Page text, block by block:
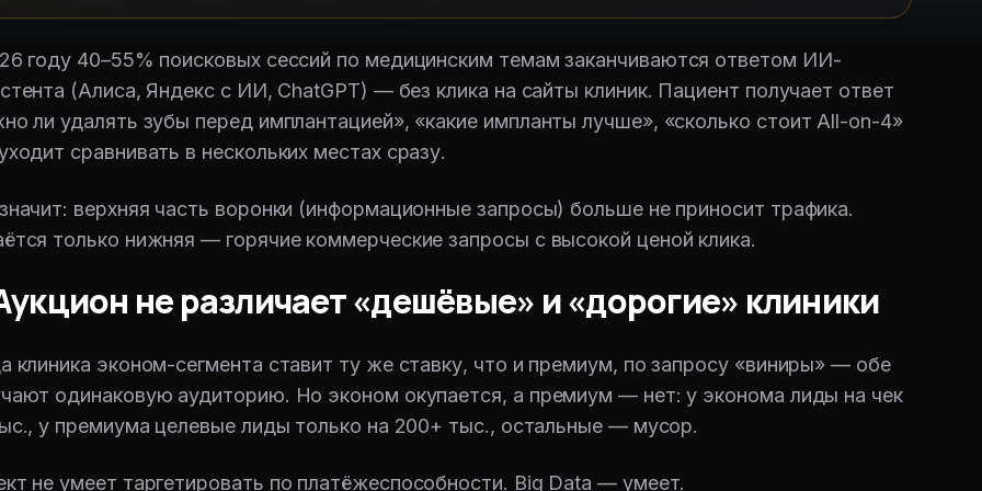
году 40–55% поисковых сессий по медицинским темам заканчиваются ответом ИИ-
(Алиса, Яндекс с ИИ, ChatGPT) — без клика на сайты клиник. Пациент получает ответ
ли удалять зубы перед имплантацией», «какие импланты лучше», «сколько стоит All-on-4»
сравнивать в нескольких местах сразу.
верхняя часть воронки (информационные запросы) больше не приносит трафика.
только нижняя — горячие коммерческие запросы с высокой ценой клика.
не различает «дешёвые» и «дорогие» клиники
клиника эконом-сегмента ставит ту же ставку, что и премиум, по запросу «виниры» — обе
одинаковую аудиторию. Но эконом окупается, а премиум — нет: у эконома лиды на чек
у премиума целевые лиды только на 200+ тыс., остальные — мусор.
не умеет таргетировать по платёжеспособности. Big Data — умеет.